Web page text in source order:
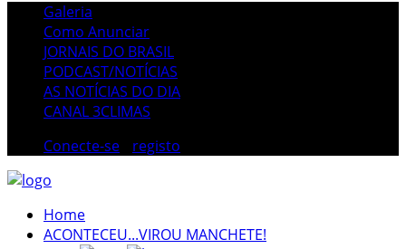
Galeria
Como Anunciar
JORNAIS DO BRASIL
PODCAST/NOTÍCIAS
AS NOTÍCIAS DO DIA
CANAL 3CLIMAS
Conecte-se
registo
Home
ACONTECEU...VIROU MANCHETE!